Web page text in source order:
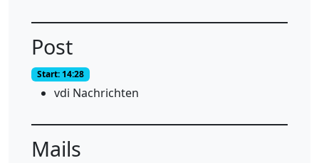
Post
Start: 14:28
vdi Nachrichten
Mails